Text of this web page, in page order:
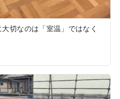
切なのは「室温」ではなく